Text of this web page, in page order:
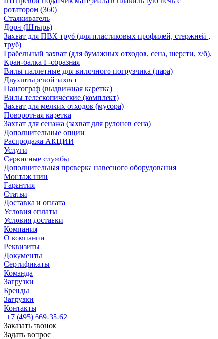
ротатором (360)
Сталкиватель
Дорн (Штырь)
Захват для ПВХ труб (для пластиковых профилей, стержней ,
труб)
Грабельный захват (для бумажных отходов, сена, шерсти, х/б).
Кран-балка Г-образная
Вилы паллетные для вилочного погрузчика (пара)
Двухштыревой захват
Пантограф (выдвижная каретка)
Вилы телескопические (комплект)
Захват для мелких отходов (мусора)
Поворотная каретка
Захват для сенажа (захват для рулонов сена)
Дополнительные опции
Распродажа АКЦИИ
Услуги
Сервисные службы
Дополнительная проверка навесного оборудования
Монтаж шин
Гарантия
Статьи
Доставка и оплата
Условия оплаты
Условия доставки
Компания
О компании
Реквизиты
Документы
Сертификаты
Команда
Загрузки
Бренды
Загрузки
Контакты
+7 (495) 669-35-62
Заказать звонок
Задать вопрос